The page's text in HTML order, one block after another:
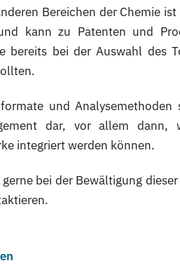
Bereichen der Chemie
kann zu Patenten und
bereits bei der Auswahl des
und
dar, vor allem
integriert werden können.
bei der Bewältigung